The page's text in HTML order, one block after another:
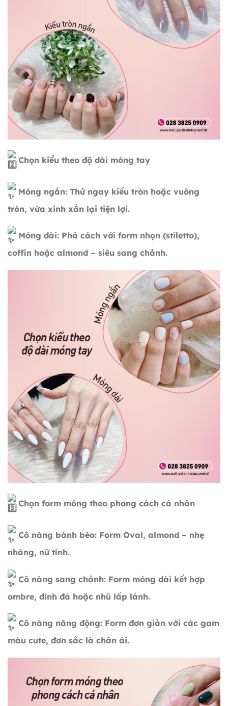
Chọn kiểu theo độ dài móng tay
Móng ngắn: Thử ngay kiểu tròn hoặc vuông
tròn, vừa xinh xắn lại tiện lợi.
Móng dài: Phá cách với form nhọn (stiletto),
coffin hoặc almond – siêu sang chảnh.
Chọn form móng theo phong cách cá nhân
Cô nàng bánh bèo: Form Oval, almond – nhẹ
nhàng, nữ tính.
Cô nàng sang chảnh: Form móng dài kết hợp
ombre, đính đá hoặc nhũ lấp lánh.
Cô nàng năng động: Form đơn giản với các gam
màu cute, đơn sắc là chân ái.